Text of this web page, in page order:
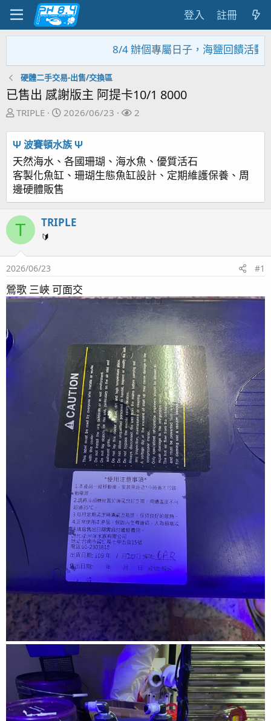
登入 註冊
8/4 辦個專屬日子，海鹽回饋活動，
硬體二手交易-出售/交換區
已售出 感謝版主 阿提卡10/1 8000
主
發
起
人
TRIPLE
開
日
期
2026/06/23
關
2
Ψ 波賽頓水族 Ψ
天然海水、各國珊瑚、海水魚、優質活石
客製化魚缸、珊瑚生態魚缸設計、定期維護保養、周
邊硬體販售
T TRIPLE
🔰
2026/06/23 #1
鶯歌 三峽 可面交